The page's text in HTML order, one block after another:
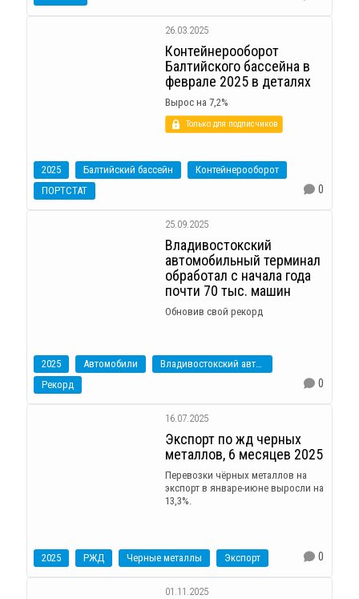
26.03.2025
Контейнерооборот
Балтийского бассейна в
феврале 2025 в деталях
Вырос на 7,2%
Только для подписчиков
2025 Балтийский бассейн
Контейнерооборот
ПОРТСТАТ
0
25.09.2025
Владивостокский
автомобильный терминал
обработал с начала года
почти 70 тыс. машин
Обновив свой рекорд
2025 Автомобили
Владивостокский автомобильный терминал
Рекорд
0
16.07.2025
Экспорт по жд черных
металлов, 6 месяцев 2025
Перевозки чёрных металлов на
экспорт в январе-июне выросли на
13,3%.
2025 РЖД Черные металлы Экспорт 0
01.11.2025